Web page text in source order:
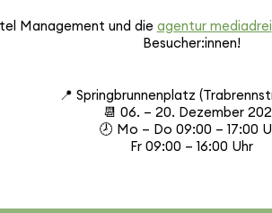
Manage­ment und die agentur mediadrei
Besucher:innen!
📍 Spring­brun­nen­platz
📆 06. – 20. Dezember
🕗 Mo – Do 09:00 – 17:00
Fr 09:00 – 16:00 Uhr